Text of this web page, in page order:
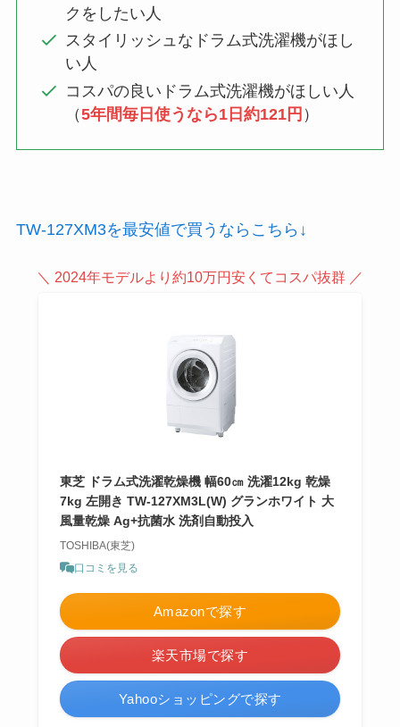
クをしたい人
スタイリッシュなドラム式洗濯機がほし
い人
コスパの良いドラム式洗濯機がほしい人
（5年間毎日使うなら1日約121円 ）
TW-127XM3を最安値で買うならこちら↓
＼ 2024年モデルより約10万円安くてコスパ抜群 ／
東芝 ドラム式洗濯乾燥機 幅60㎝ 洗濯12kg 乾燥
7kg 左開き TW-127XM3L(W) グランホワイト 大
風量乾燥 Ag+抗菌水 洗剤自動投入
TOSHIBA(東芝)
口コミを見る
Amazonで探す
楽天市場で探す
Yahooショッピングで探す